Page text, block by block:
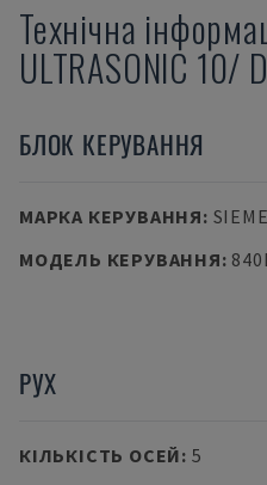
Технічна
ULTRASONIC 10/
БЛОК КЕРУВАННЯ
МАРКА КЕРУВАННЯ:
МОДЕЛЬ КЕРУВАННЯ:
РУХ
КІЛЬКІСТЬ ОСЕЙ: 5